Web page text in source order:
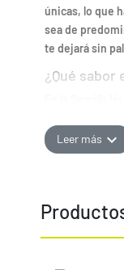
únicas, lo que
sea de
te dejará sin
¿Qué sabor
puntos fuertes,
mermelada de
entre las
¿Cómo
Leer más expand_more